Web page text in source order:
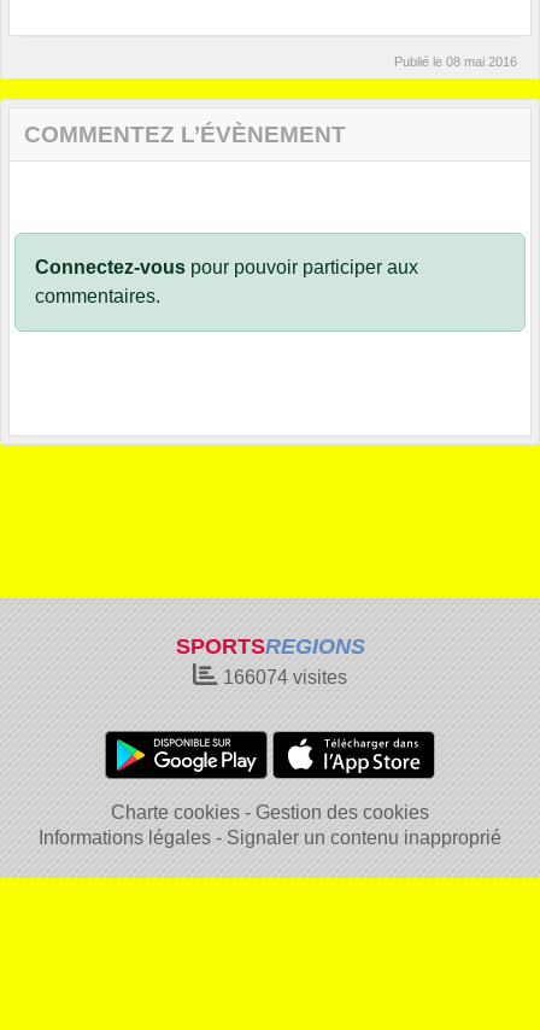
Publié le 08 mai 2016
COMMENTEZ L’ÉVÈNEMENT
Connectez-vous pour pouvoir participer aux
commentaires.
SPORTSREGIONS
166074 visites
Charte cookies
Gestion des cookies
Informations légales
Signaler un contenu inapproprié